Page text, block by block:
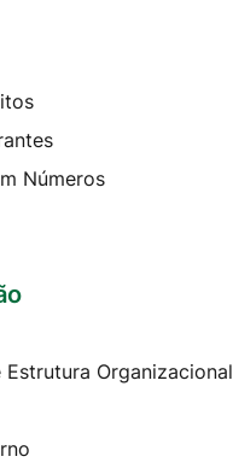
Números
Organizacional